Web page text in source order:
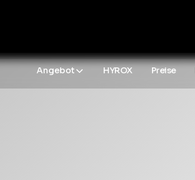
Angebot HYROX Preise